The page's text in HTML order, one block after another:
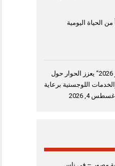
الحياة اليومية
“منتدى الشارقة للاستثمار 2026” يعزز الحوار حول
اللوجستية برعاية
4, 2026
مصور – فى ناس